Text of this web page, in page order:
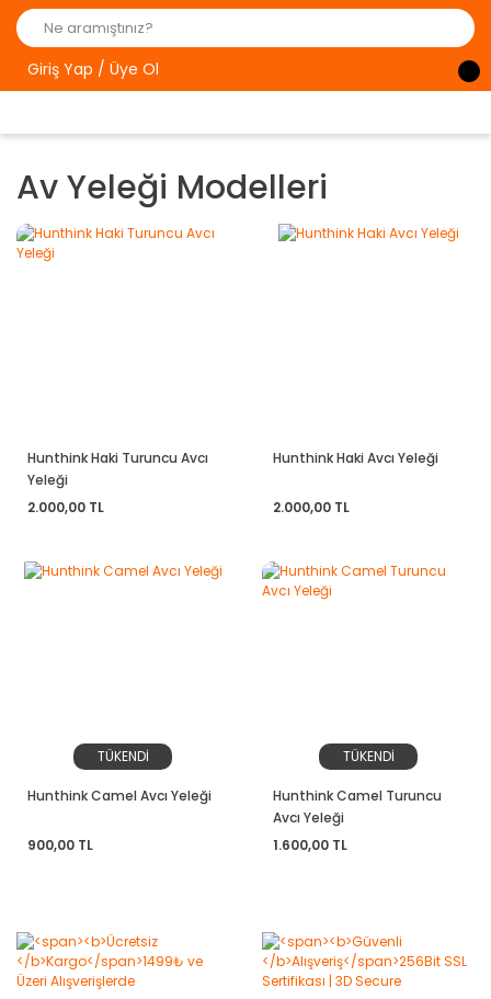
Giriş Yap / Üye Ol
Av Yeleği Modelleri
Hunthink Haki Turuncu Avcı
Yeleği
2.000,00 TL
Hunthink Haki Avcı Yeleği
2.000,00 TL
TÜKENDİ
Hunthink Camel Avcı Yeleği
900,00 TL
TÜKENDİ
Hunthink Camel Turuncu
Avcı Yeleği
1.600,00 TL